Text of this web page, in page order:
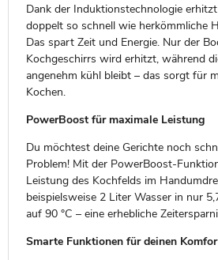
Dank der Induktionstechnologie
doppelt so schnell wie herkömmliche
Das spart Zeit und Energie. Nur der
Kochgeschirrs wird erhitzt, während
angenehm kühl bleibt – das sorgt für
Kochen.
PowerBoost für maximale Leistung
Du möchtest deine Gerichte noch
Problem! Mit der PowerBoost-
Leistung des Kochfelds im
beispielsweise 2 Liter Wasser in nur
auf 90 °C – eine erhebliche
Smarte Funktionen für deinen